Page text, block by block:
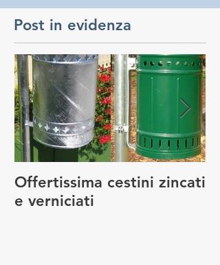
Post in evidenza
Offertissima cestini zincati
e verniciati